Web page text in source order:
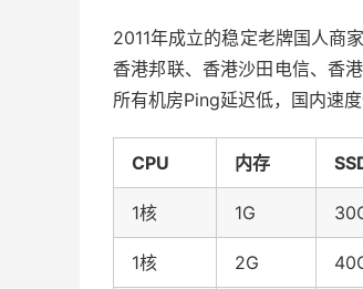
2011年成立的稳定老牌国人商
香港邦联、香港沙田电信、香
所有机房Ping延迟低，国内速
CPU 内存
1核 1G
1核 2G